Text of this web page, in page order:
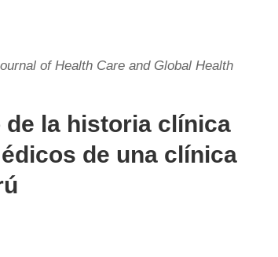
of Health Care and Global Health
de la historia clínica
de una clínica